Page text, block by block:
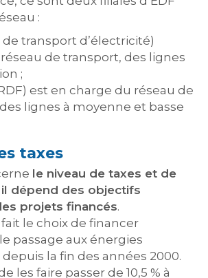
:
de transport d’électricité)
de transport, des lignes
;
est en charge du réseau de
lignes à moyenne et basse
taxes
le niveau de taxes et de
dépend des objectifs
projets financés.
fait le choix de financer
passage aux énergies
la fin des années 2000.
les faire passer de 10,5 % à